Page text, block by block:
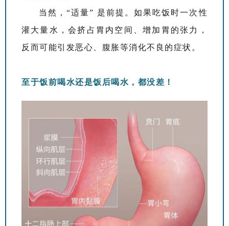
当然，“适量” 是前提。如果吃饭时一次性
灌大量水，会挤占胃内空间、增加胃的张力，
反而可能引发恶心、腹胀等消化不良的症状。
至于饭前喝水还是饭后喝水，都没差！